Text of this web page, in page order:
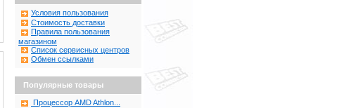
Условия пользования
Стоимость доставки
Правила пользования
магазином
Список сервисных центров
Обмен ссылками
Популярные товары
Процессор AMD Athlon...